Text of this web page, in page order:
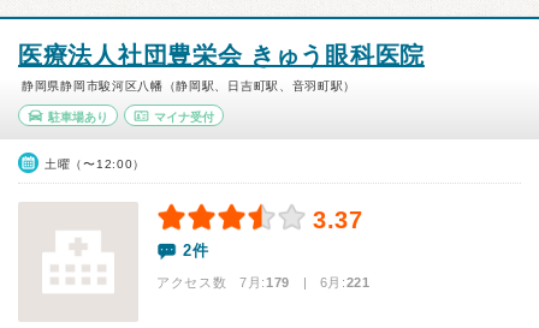
医療法人社団豊栄会 きゅう眼科医院
静岡県静岡市駿河区八幡（静岡駅、日吉町駅、音羽町駅）
駐車場あり マイナ受付
土曜（〜12:00）
3.37
2件
アクセス数 7月:179 | 6月:221